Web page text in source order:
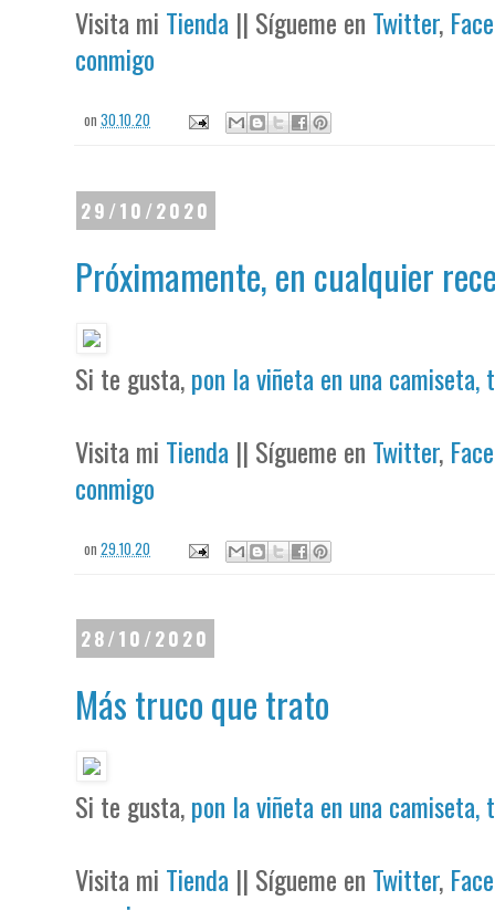
Visita mi Tienda || Sígueme en Twitter,
conmigo
on30.10.20
29/10/2020
Próximamente, en cualquier
Si te gusta,pon la viñeta en una camiseta,
Visita mi Tienda || Sígueme en Twitter,
conmigo
on29.10.20
28/10/2020
Más truco que trato
Si te gusta,pon la viñeta en una camiseta,
Visita mi Tienda || Sígueme en Twitter,